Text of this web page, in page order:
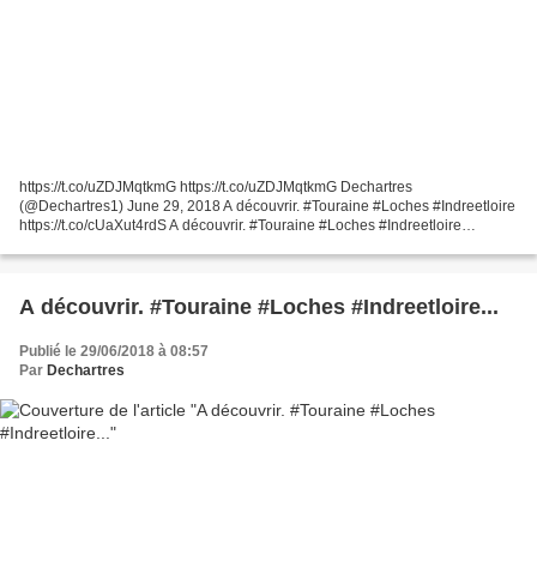
https://t.co/uZDJMqtkmG https://t.co/uZDJMqtkmG Dechartres
(@Dechartres1) June 29, 2018 A découvrir. #Touraine #Loches #Indreetloire
https://t.co/cUaXut4rdS A découvrir. #Touraine #Loches #Indreetloire
A découvrir. #Touraine #Loches #Indreetloire...
Publié le 29/06/2018 à 08:57
Par Dechartres